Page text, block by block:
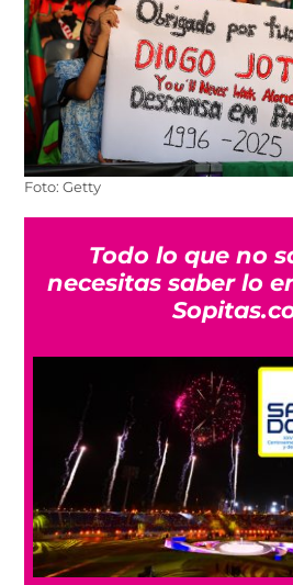
Foto: Getty
Todo lo que no
necesitas saber lo